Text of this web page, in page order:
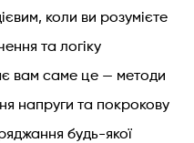
коли ви розумієте
та логіку
вам саме це — методи
напруги та покрокову
будь-якої